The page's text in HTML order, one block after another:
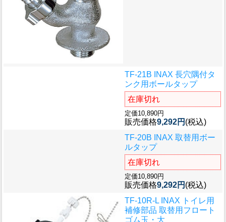
TF-21B INAX 長穴隅付タ
ンク用ボールタップ
在庫切れ
定価10,890円
販売価格9,292円 (税込)
TF-20B INAX 取替用ボー
ルタップ
在庫切れ
定価10,890円
販売価格9,292円 (税込)
TF-10R-L INAX トイレ用
補修部品 取替用フロート
ゴム玉・大